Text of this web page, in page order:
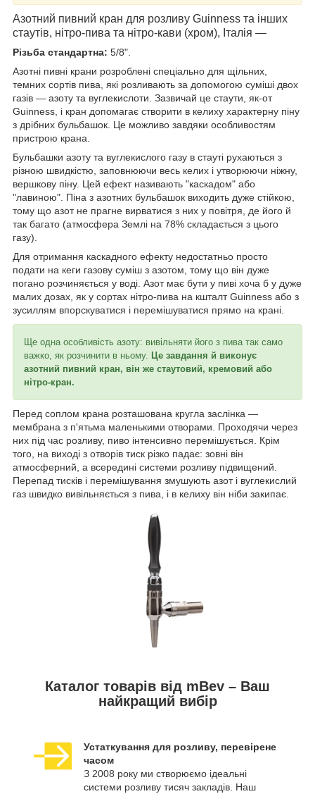
Азотний пивний кран для розливу Guinness та інших
стаутів, нітро-пива та нітро-кави (хром), Італія —
Різьба стандартна: 5/8".
Азотні пивні крани розроблені спеціально для щільних,
темних сортів пива, які розливають за допомогою суміші двох
газів — азоту та вуглекислоти. Зазвичай це стаути, як-от
Guinness, і кран допомагає створити в келиху характерну піну
з дрібних бульбашок. Це можливо завдяки особливостям
пристрою крана.
Бульбашки азоту та вуглекислого газу в стауті рухаються з
різною швидкістю, заповнюючи весь келих і утворюючи ніжну,
вершкову піну. Цей ефект називають "каскадом" або
"лавиною". Піна з азотних бульбашок виходить дуже стійкою,
тому що азот не прагне вирватися з них у повітря, де його й
так багато (атмосфера Землі на 78% складається з цього
газу).
Для отримання каскадного ефекту недостатньо просто
подати на кеги газову суміш з азотом, тому що він дуже
погано розчиняється у воді. Азот має бути у пиві хоча б у дуже
малих дозах, як у сортах нітро-пива на кшталт Guinness або з
зусиллям впорскуватися і перемішуватися прямо на крані.
Ще одна особливість азоту: вивільняти його з пива так само
важко, як розчинити в ньому. Це завдання й виконує
азотний пивний кран, він же стаутовий, кремовий або
нітро-кран.
Перед соплом крана розташована кругла заслінка —
мембрана з п'ятьма маленькими отворами. Проходячи через
них під час розливу, пиво інтенсивно перемішується. Крім
того, на виході з отворів тиск різко падає: зовні він
атмосферний, а всередині системи розливу підвищений.
Перепад тисків і перемішування змушують азот і вуглекислий
газ швидко вивільняється з пива, і в келиху він ніби закипає.
Каталог товарів від mBev – Ваш
найкращий вибір
Устаткування для розливу, перевірене
часом
З 2008 року ми створюємо ідеальні
системи розливу тисяч закладів. Наш